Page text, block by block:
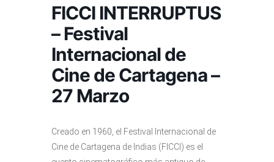
FICCI INTERRUPTUS
– Festival
Internacional de
Cine de Cartagena –
27 Marzo
Creado en 1960, el Festival Internacional de
Cine de Cartagena de Indias (FICCI) es el